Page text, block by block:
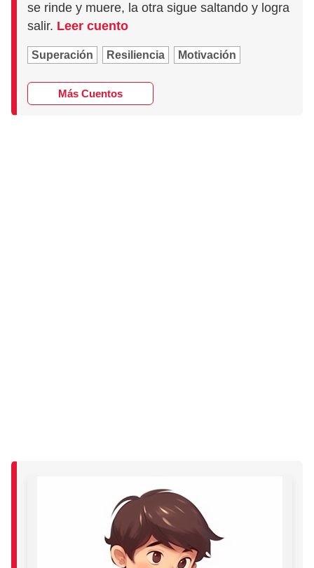
se rinde y muere, la otra sigue saltando y logra
salir. Leer cuento
Superación Resiliencia Motivación
Más Cuentos